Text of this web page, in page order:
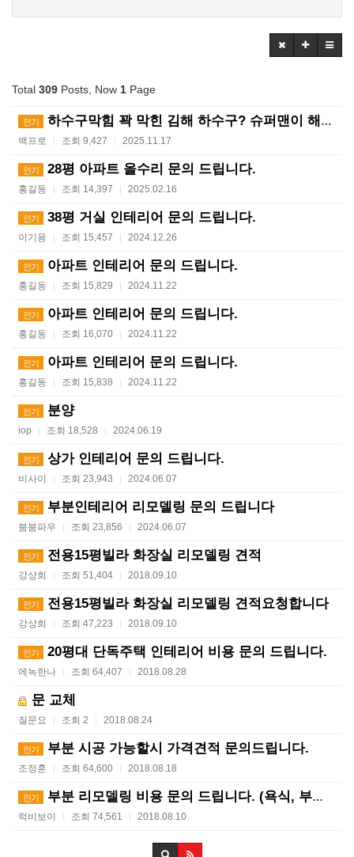
Total 309 Posts, Now 1 Page
인기 하수구막힘 꽉 막힌 김해 하수구? 슈퍼맨이 해결사! ?…
백프로 | 조회 9,427 | 2025.11.17
인기 28평 아파트 올수리 문의 드립니다.
홍길동 | 조회 14,397 | 2025.02.16
인기 38평 거실 인테리어 문의 드립니다.
이기용 | 조회 15,457 | 2024.12.26
인기 아파트 인테리어 문의 드립니다.
홍길동 | 조회 15,829 | 2024.11.22
인기 아파트 인테리어 문의 드립니다.
홍길동 | 조회 16,070 | 2024.11.22
인기 아파트 인테리어 문의 드립니다.
홍길동 | 조회 15,838 | 2024.11.22
인기 분양
iop | 조회 18,528 | 2024.06.19
인기 상가 인테리어 문의 드립니다.
비사이 | 조회 23,943 | 2024.06.07
인기 부분인테리어 리모델링 문의 드립니다
붐붐파우 | 조회 23,856 | 2024.06.07
인기 전용15평빌라 화장실 리모델링 견적
강상희 | 조회 51,404 | 2018.09.10
인기 전용15평빌라 화장실 리모델링 견적요청합니다
강상희 | 조회 47,223 | 2018.09.10
인기 20평대 단독주택 인테리어 비용 문의 드립니다.
에녹한나 | 조회 64,407 | 2018.08.28
문 교체
질문요 | 조회 2 | 2018.08.24
인기 부분 시공 가능할시 가격견적 문의드립니다.
조정훈 | 조회 64,600 | 2018.08.18
인기 부분 리모델링 비용 문의 드립니다. (욕식, 부엌, 방…
럭비보이 | 조회 74,561 | 2018.08.10